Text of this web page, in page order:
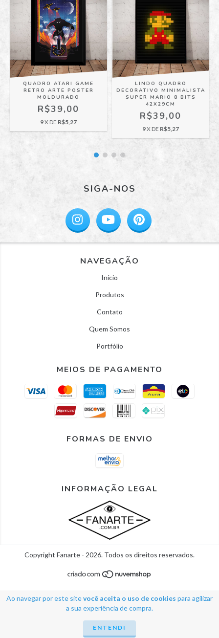
Ao navegar por este sitevocê aceita o uso de cookies para agilizar
a sua experiência de compra.
ENTENDI
QUADRO ATARI GAME
RETRO ARTE POSTER
MOLDURADO
R$39,00
9X DE R$5,27
LINDO QUADRO
DECORATIVO MINIMALISTA
SUPER MARIO 8 BITS
42X29CM
R$39,00
9X DE R$5,27
SIGA-NOS
NAVEGAÇÃO
Início
Produtos
Contato
Quem Somos
Portfólio
MEIOS DE PAGAMENTO
FORMAS DE ENVIO
INFORMAÇÃO LEGAL
Copyright Fanarte - 2026. Todos os direitos reservados.